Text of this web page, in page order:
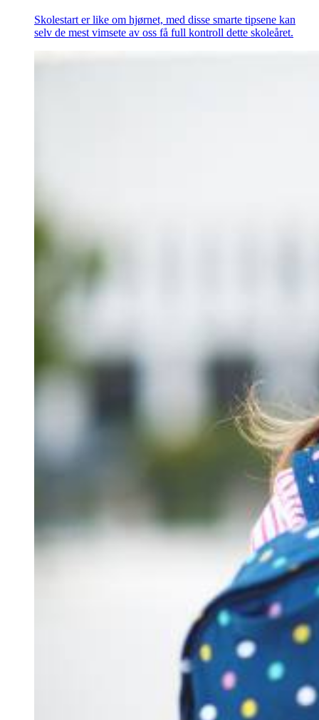
Skolestart er like om hjørnet, med disse smarte tipsene kan
selv de mest vimsete av oss få full kontroll dette skoleåret.